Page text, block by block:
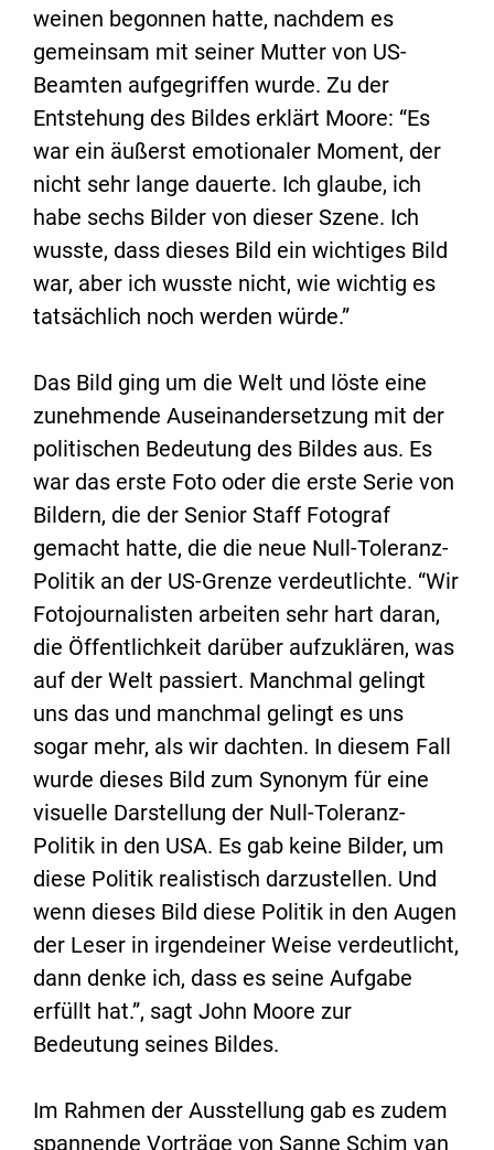
weinen begonnen hatte, nachdem es
gemeinsam mit seiner Mutter von US-
Beamten aufgegriffen wurde. Zu der
Entstehung des Bildes erklärt Moore: “Es
war ein äußerst emotionaler Moment, der
nicht sehr lange dauerte. Ich glaube, ich
habe sechs Bilder von dieser Szene. Ich
wusste, dass dieses Bild ein wichtiges Bild
war, aber ich wusste nicht, wie wichtig es
tatsächlich noch werden würde.”
Das Bild ging um die Welt und löste eine
zunehmende Auseinandersetzung mit der
politischen Bedeutung des Bildes aus. Es
war das erste Foto oder die erste Serie von
Bildern, die der Senior Staff Fotograf
gemacht hatte, die die neue Null-Toleranz-
Politik an der US-Grenze verdeutlichte. “Wir
Fotojournalisten arbeiten sehr hart daran,
die Öffentlichkeit darüber aufzuklären, was
auf der Welt passiert. Manchmal gelingt
uns das und manchmal gelingt es uns
sogar mehr, als wir dachten. In diesem Fall
wurde dieses Bild zum Synonym für eine
visuelle Darstellung der Null-Toleranz-
Politik in den USA. Es gab keine Bilder, um
diese Politik realistisch darzustellen. Und
wenn dieses Bild diese Politik in den Augen
der Leser in irgendeiner Weise verdeutlicht,
dann denke ich, dass es seine Aufgabe
erfüllt hat.”, sagt John Moore zur
Bedeutung seines Bildes.
Im Rahmen der Ausstellung gab es zudem
spannende Vorträge von Sanne Schim van